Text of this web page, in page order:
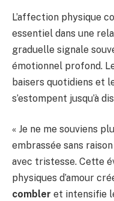
L’affection physique
essentiel dans une
graduelle signale
émotionnel profond.
baisers quotidiens et
s’estompent jusqu’à
« Je ne me souviens
embrassée sans
avec tristesse. Cette
physiques d’amour
combler et intensifie